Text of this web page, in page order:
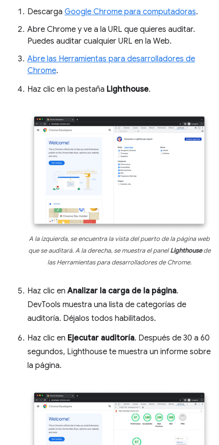
Descarga Google Chrome para computadoras.
Abre Chrome y ve a la URL que quieres auditar.
Puedes auditar cualquier URL en la Web.
Abre las Herramientas para desarrolladores de
Chrome.
Haz clic en la pestaña Lighthouse.
A la izquierda, se encuentra la vista del puerto de la página web
que se auditará. A la derecha, se muestra el panelLighthousede
las Herramientas para desarrolladores de Chrome.
Haz clic enAnalizar la carga de la página.
DevTools muestra una lista de categorías de
auditoría. Déjalos todos habilitados.
Haz clic en Ejecutar auditoría. Después de 30 a 60
segundos, Lighthouse te muestra un informe sobre
la página.